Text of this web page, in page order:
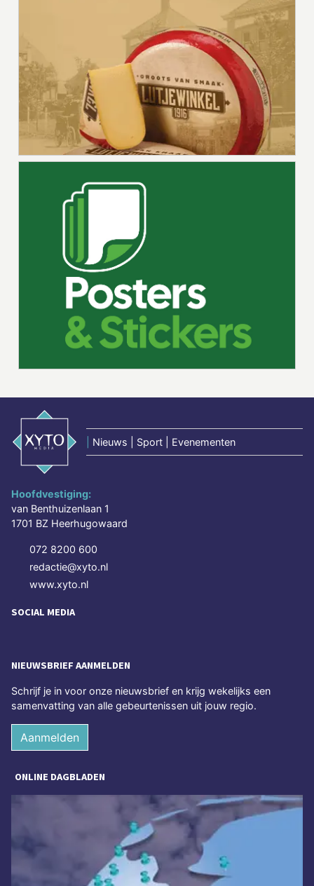
Nieuws | Sport | Evenementen
Hoofdvestiging:
van Benthuizenlaan 1
1701 BZ Heerhugowaard
072 8200 600
redactie@xyto.nl
www.xyto.nl
SOCIAL MEDIA
NIEUWSBRIEF AANMELDEN
Schrijf je in voor onze nieuwsbrief en krijg wekelijks een
samenvatting van alle gebeurtenissen uit jouw regio.
Aanmelden
ONLINE DAGBLADEN